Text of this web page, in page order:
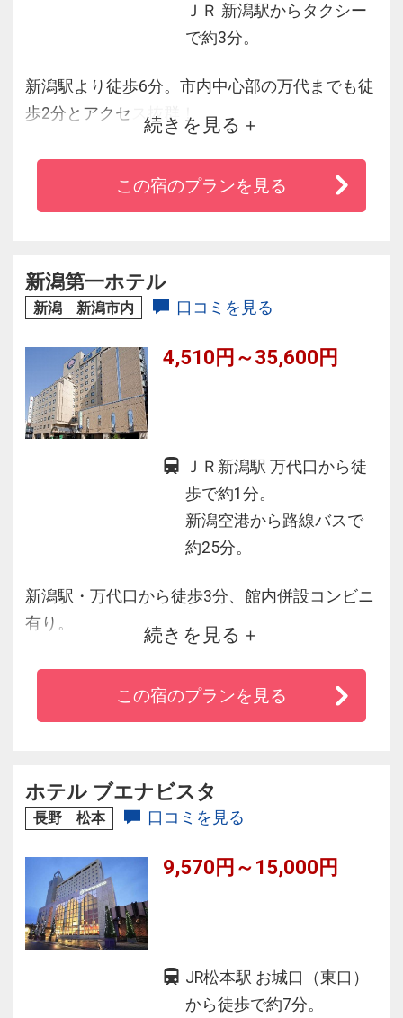
ＪＲ 新潟駅からタクシー
で約3分。
新潟駅より徒歩6分。市内中心部の万代までも徒
歩2分とアクセス抜群！
全館WI-FI完備！ロビーには紅茶・緑茶のティー
バッグのほか、コーヒーマシンなどウェルカム
ドリンクをご用意！
コインランドリーもあり、滞在型ホテルとして
のビジネスマンや短期出張・観光まで幅広いス
続きを見る
この宿のプランを見る
新潟第一ホテル
新潟 新潟市内 口コミを見る
4,510円～35,600円
ＪＲ新潟駅 万代口から徒
歩で約1分。
新潟空港から路線バスで
約25分。
新潟駅・万代口から徒歩3分、館内併設コンビニ
有り。
和洋バイキング朝食は豊富なメニューや新潟名
物・鉄板焼き料理が大好評！
人気男女別大浴場、15000冊の無料コミックルー
続きを見る
この宿のプランを見る
ホテル ブエナビスタ
長野 松本 口コミを見る
9,570円～15,000円
JR松本駅 お城口（東口）
から徒歩で約7分。